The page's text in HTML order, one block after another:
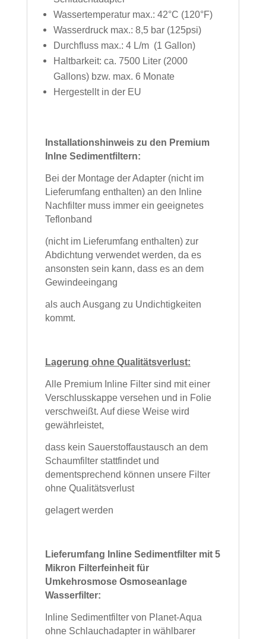
Wassertemperatur max.: 42°C (120°F)
Wasserdruck max.: 8,5 bar (125psi)
Durchfluss max.: 4 L/m (1 Gallon)
Haltbarkeit: ca. 7500 Liter (2000
Gallons) bzw. max. 6 Monate
Hergestellt in der EU
Installationshinweis zu den Premium
Inlne Sedimentfiltern:
Bei der Montage der Adapter (nicht im
Lieferumfang enthalten) an den Inline
Nachfilter muss immer ein geeignetes
Teflonband
(nicht im Lieferumfang enthalten) zur
Abdichtung verwendet werden, da es
ansonsten sein kann, dass es an dem
Gewindeeingang
als auch Ausgang zu Undichtigkeiten
kommt.
Lagerung ohne Qualitätsverlust:
Alle Premium Inline Filter sind mit einer
Verschlusskappe versehen und in Folie
verschweißt. Auf diese Weise wird
gewährleistet,
dass kein Sauerstoffaustausch an dem
Schaumfilter stattfindet und
dementsprechend können unsere Filter
ohne Qualitätsverlust
gelagert werden
Lieferumfang Inline Sedimentfilter mit 5
Mikron Filterfeinheit für
Umkehrosmose Osmoseanlage
Wasserfilter:
Inline Sedimentfilter von Planet-Aqua
ohne Schlauchadapter in wählbarer